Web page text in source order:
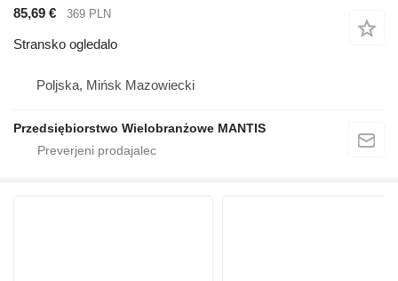
85,69 € 369 PLN
Stransko ogledalo
Poljska, Mińsk Mazowiecki
Przedsiębiorstwo Wielobranżowe MANTIS